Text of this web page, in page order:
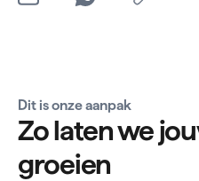
Dit is onze aanpak
Zo laten we
groeien